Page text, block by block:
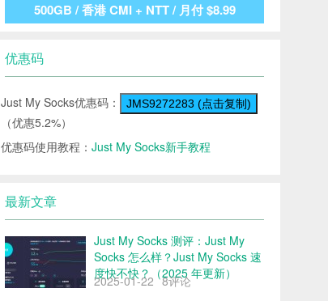
500GB / 香港 CMI + NTT / 月付 $8.99
优惠码
Just My Socks优惠码： JMS9272283 (点击复制)
（优惠5.2%）
优惠码使用教程： Just My Socks新手教程
最新文章
Just My Socks 测评：Just My
Socks 怎么样？Just My Socks 速
度快不快？（2025 年更新）
2025-01-22 8评论